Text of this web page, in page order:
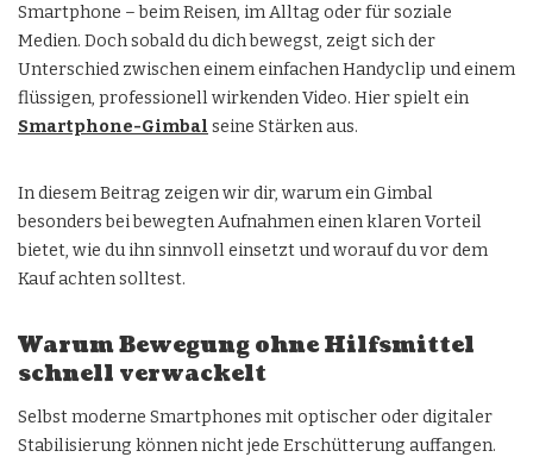
Smartphone – beim Reisen, im Alltag oder für soziale
Medien. Doch sobald du dich bewegst, zeigt sich der
Unterschied zwischen einem einfachen Handyclip und einem
flüssigen, professionell wirkenden Video. Hier spielt ein
Smartphone-Gimbal seine Stärken aus.
In diesem Beitrag zeigen wir dir, warum ein Gimbal
besonders bei bewegten Aufnahmen einen klaren Vorteil
bietet, wie du ihn sinnvoll einsetzt und worauf du vor dem
Kauf achten solltest.
Warum Bewegung ohne Hilfsmittel
schnell verwackelt
Selbst moderne Smartphones mit optischer oder digitaler
Stabilisierung können nicht jede Erschütterung auffangen.